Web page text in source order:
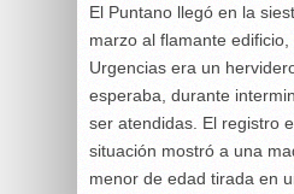
El Puntano llegó en la
marzo al flamante
Urgencias era un
esperaba, durante
ser atendidas. El registro
situación mostró a una
menor de edad tirada en